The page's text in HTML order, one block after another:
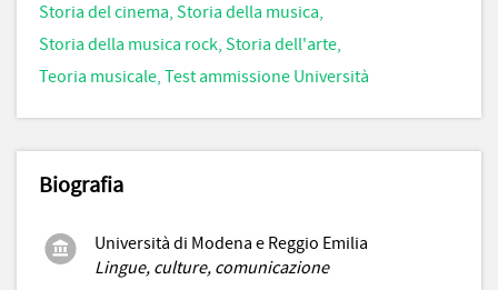
Storia del cinema, Storia della musica,
Storia della musica rock, Storia dell'arte,
Teoria musicale, Test ammissione Università
Biografia
Università di Modena e Reggio Emilia
Lingue, culture, comunicazione